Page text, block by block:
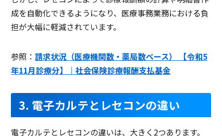
成を自動化できるようになり、医療事務業務における負
担が大幅に軽減されています。
参照：請求状況（医療機関数・薬局数ベース） 【令和5
年11月診療分】｜社会保険診療報酬支払基金
3. 電子カルテとレセコンの違い
電子カルテとレセコンの違いは、大きく2つあります。